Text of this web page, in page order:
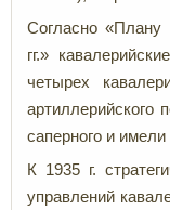
Согласно «Плану
гг.»
четырех
артиллерийского
саперного и
К 1935 г.
управлений